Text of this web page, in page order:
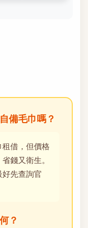
備毛巾嗎？
借，但價格
錢又衛生。
先查詢官
？